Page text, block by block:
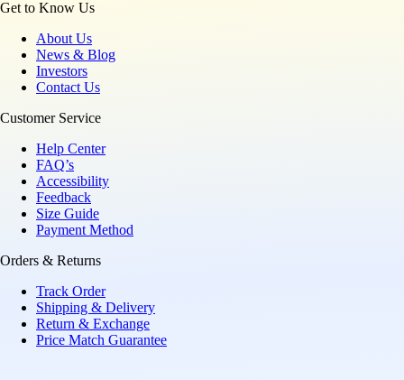
Get to Know Us
About Us
News & Blog
Investors
Contact Us
Customer Service
Help Center
FAQ’s
Accessibility
Feedback
Size Guide
Payment Method
Orders & Returns
Track Order
Shipping & Delivery
Return & Exchange
Price Match Guarantee